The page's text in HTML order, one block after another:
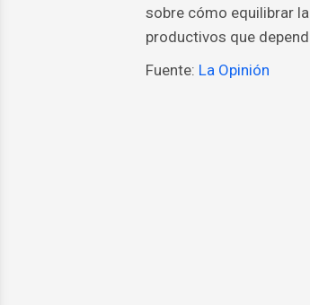
sobre cómo equilibrar
productivos que
Fuente: La Opinión